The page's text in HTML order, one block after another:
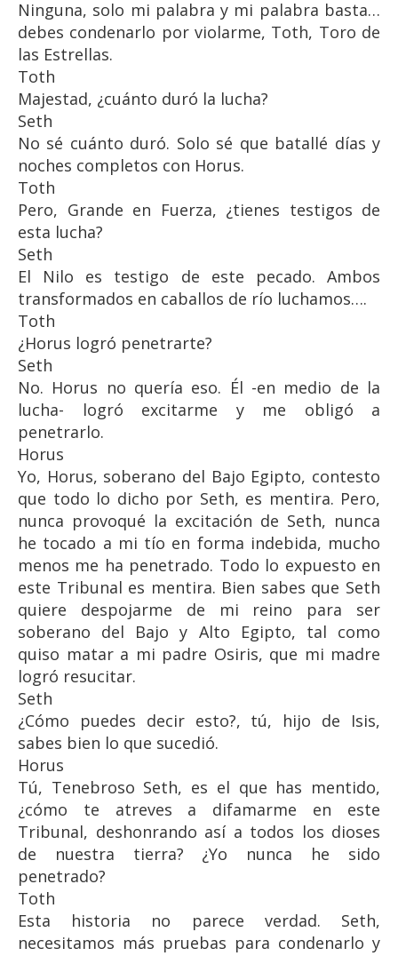
Ninguna, solo mi palabra y mi palabra basta…
debes condenarlo por violarme, Toth, Toro de
las Estrellas.
Toth
Majestad, ¿cuánto duró la lucha?
Seth
No sé cuánto duró. Solo sé que batallé días y
noches completos con Horus.
Toth
Pero, Grande en Fuerza, ¿tienes testigos de
esta lucha?
Seth
El Nilo es testigo de este pecado. Ambos
transformados en caballos de río luchamos….
Toth
¿Horus logró penetrarte?
Seth
No. Horus no quería eso. Él -en medio de la
lucha- logró excitarme y me obligó a
penetrarlo.
Horus
Yo, Horus, soberano del Bajo Egipto, contesto
que todo lo dicho por Seth, es mentira. Pero,
nunca provoqué la excitación de Seth, nunca
he tocado a mi tío en forma indebida, mucho
menos me ha penetrado. Todo lo expuesto en
este Tribunal es mentira. Bien sabes que Seth
quiere despojarme de mi reino para ser
soberano del Bajo y Alto Egipto, tal como
quiso matar a mi padre Osiris, que mi madre
logró resucitar.
Seth
¿Cómo puedes decir esto?, tú, hijo de Isis,
sabes bien lo que sucedió.
Horus
Tú, Tenebroso Seth, es el que has mentido,
¿cómo te atreves a difamarme en este
Tribunal, deshonrando así a todos los dioses
de nuestra tierra? ¿Yo nunca he sido
penetrado?
Toth
Esta historia no parece verdad. Seth,
necesitamos más pruebas para condenarlo y